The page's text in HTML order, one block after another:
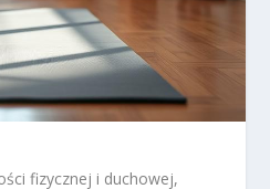
fizycznej i duchowej,